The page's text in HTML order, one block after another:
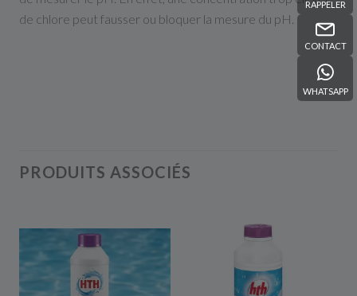
RAPPELER
CONTACT
WHATSAPP
de chlore peut fausser ou bloquer la mesure du pH.
PRODUITS ASSOCIÉS